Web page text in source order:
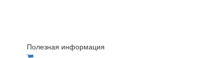
Полезная информация